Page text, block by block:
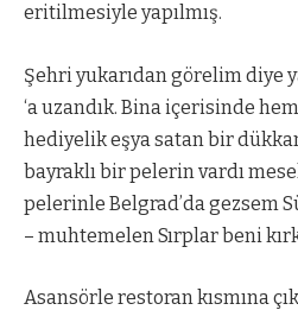
eritilmesiyle yapılmış.
Şehri yukarıdan görelim diye
‘a uzandık. Bina içerisinde
hediyelik eşya satan bir
bayraklı bir pelerin vardı
pelerinle Belgrad’da gezsem
– muhtemelen Sırplar beni
Asansörle restoran kısmına